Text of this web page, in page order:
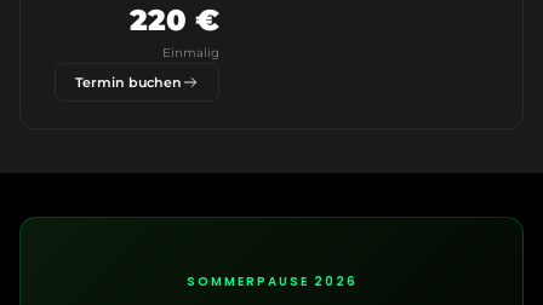
220 €
Einmalig
Termin buchen
SOMMERPAUSE 2026